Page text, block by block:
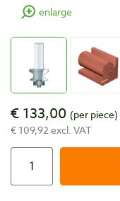
enlarge
€ 133,00 (per piece)
€ 109,92 excl. VAT